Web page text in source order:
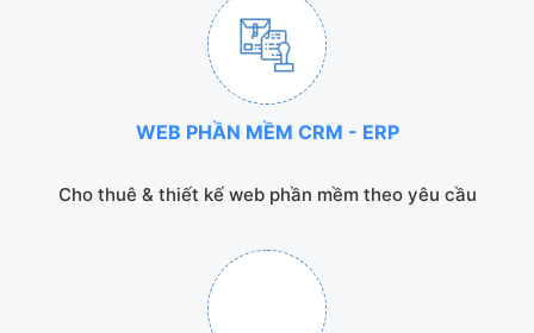
WEB PHẦN MỀM CRM - ERP
Cho thuê & thiết kế web phần mềm theo yêu cầu